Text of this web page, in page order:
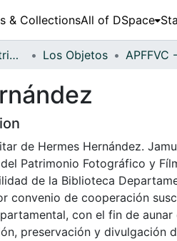
& CollectionsAll of DSpace
Fondo Archivo del Patrimonio Fotográfico y Fílmico del Valle del Cauca Los Objetos
de Hermes Hernández.
Patrimonio Fotográfico y
de la Biblioteca
convenio de cooperación
con el fin de aunar
preservación y divulgación